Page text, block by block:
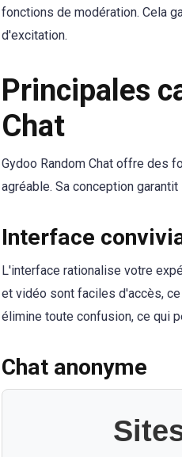
fonctions de modération. Cela
d'excitation.
Principales
Chat
Gydoo Random Chat offre des
agréable. Sa conception
Interface
L'interface rationalise votre
et vidéo sont faciles d'accès,
élimine toute confusion, ce qui
Chat anonyme